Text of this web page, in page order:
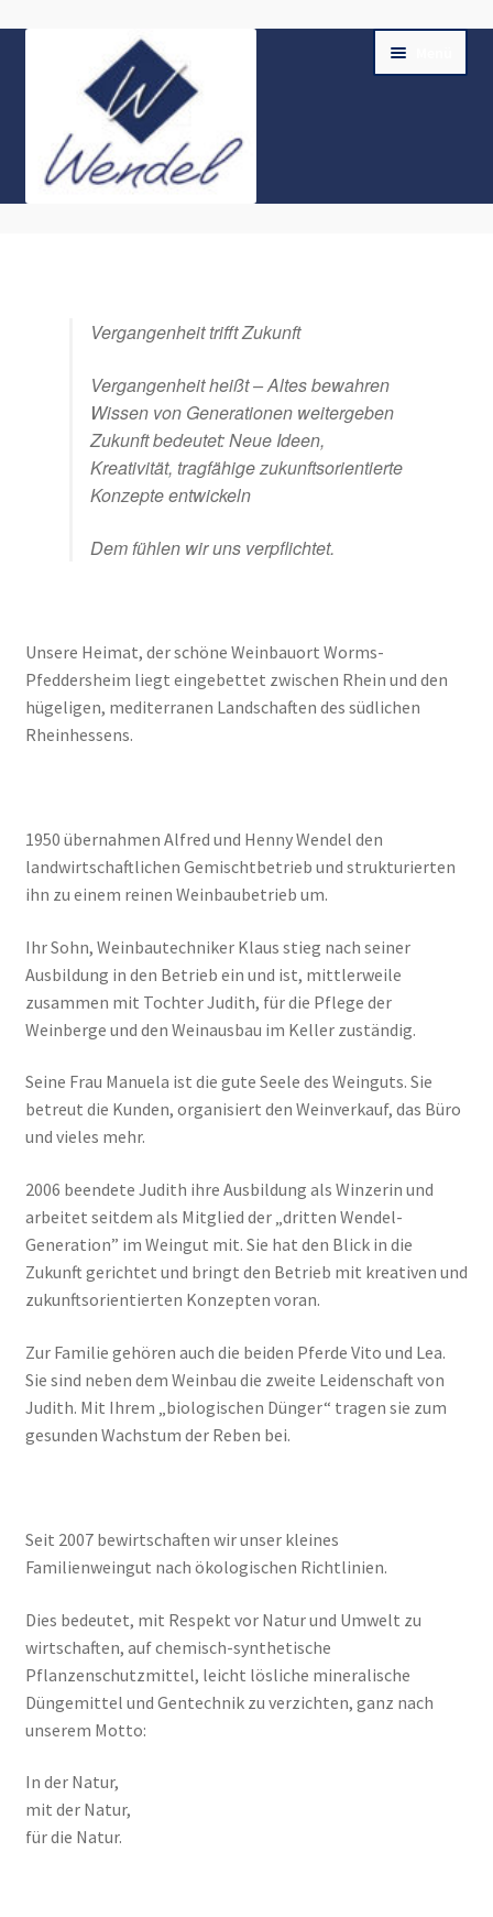
Navigation
springen
springen
AGB & Impressum
Datenschutz
Vergangenheit trifft Zukunft
Vergangenheit heißt – Altes bewahren
Wissen von Generationen weitergeben
Zukunft bedeutet: Neue Ideen,
Kreativität, tragfähige zukunftsorientierte
Konzepte entwickeln
Dem fühlen wir uns verpflichtet.
Unsere Heimat, der schöne Weinbauort Worms-
Pfeddersheim liegt eingebettet zwischen Rhein und den
hügeligen, mediterranen Landschaften des südlichen
Rheinhessens.
1950 übernahmen Alfred und Henny Wendel den
landwirtschaftlichen Gemischtbetrieb und strukturierten
ihn zu einem reinen Weinbaubetrieb um.
Ihr Sohn, Weinbautechniker Klaus stieg nach seiner
Ausbildung in den Betrieb ein und ist, mittlerweile
zusammen mit Tochter Judith, für die Pflege der
Weinberge und den Weinausbau im Keller zuständig.
Seine Frau Manuela ist die gute Seele des Weinguts. Sie
betreut die Kunden, organisiert den Weinverkauf, das Büro
und vieles mehr.
2006 beendete Judith ihre Ausbildung als Winzerin und
arbeitet seitdem als Mitglied der „dritten Wendel-
Generation” im Weingut mit. Sie hat den Blick in die
Zukunft gerichtet und bringt den Betrieb mit kreativen und
zukunftsorientierten Konzepten voran.
Zur Familie gehören auch die beiden Pferde Vito und Lea.
Sie sind neben dem Weinbau die zweite Leidenschaft von
Judith. Mit Ihrem „biologischen Dünger“ tragen sie zum
gesunden Wachstum der Reben bei.
Seit 2007 bewirtschaften wir unser kleines
Familienweingut nach ökologischen Richtlinien.
Dies bedeutet, mit Respekt vor Natur und Umwelt zu
wirtschaften, auf chemisch-synthetische
Pflanzenschutzmittel, leicht lösliche mineralische
Düngemittel und Gentechnik zu verzichten, ganz nach
unserem Motto:
In der Natur,
mit der Natur,
für die Natur.